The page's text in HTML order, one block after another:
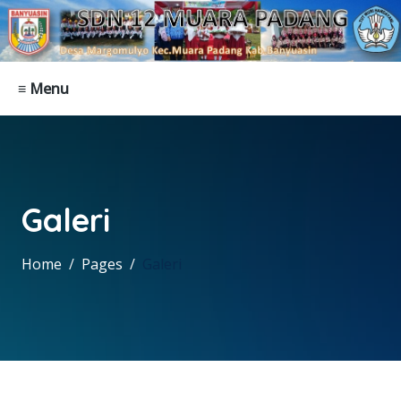
≡ Menu
Galeri
Home Pages